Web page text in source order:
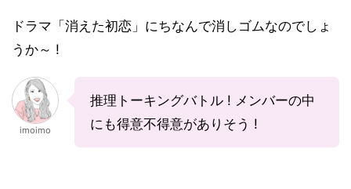
ドラマ「消えた初恋」にちなんで消しゴムなのでしょ
うか～ !
imoimo
推理トーキングバトル ! メンバーの中
にも得意不得意がありそう !